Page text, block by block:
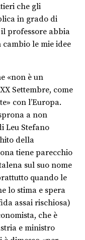
che gli
in grado di
il professore abbia
le mie idee
«non è un
Settembre, come
con l’Europa.
a non
Leu Stefano
della
tiene parecchio
sul suo nome
quando le
lo stima e spera
assai rischiosa)
che è
e ministro